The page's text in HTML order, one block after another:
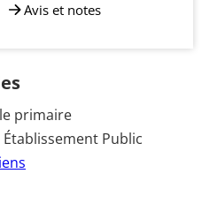
Avis et notes
primaire
Établissement Public